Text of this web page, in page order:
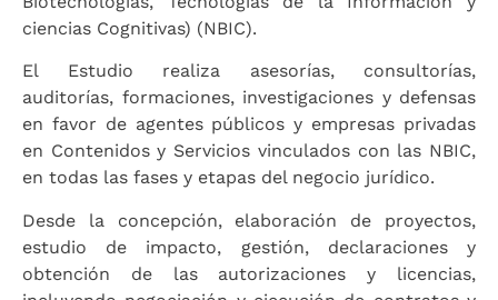
ciencias Cognitivas) (NBIC).
El Estudio realiza asesorías, consultorías,
auditorías, formaciones, investigaciones y defensas
en favor de agentes públicos y empresas privadas
en Contenidos y Servicios vinculados con las NBIC,
en todas las fases y etapas del negocio jurídico.
Desde la concepción, elaboración de proyectos,
estudio de impacto, gestión, declaraciones y
obtención de las autorizaciones y licencias,